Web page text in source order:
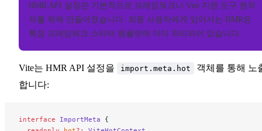
HMR API 설정은 기본적으로 프레임워크나 Vite 지원 도구 원작
자를 위해 만들어졌습니다. 최종 사용자에게 있어서는 HMR은
특정 프레임워크 스타터 템플릿에 이미 처리되어 있습니다.
Vite는 HMR API 설정을 import.meta.hot
객체를 통해 노
합니다:
interface ImportMeta {